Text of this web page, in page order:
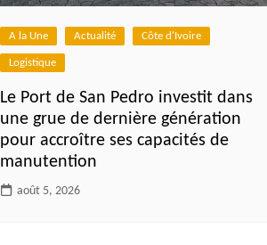
A la Une Actualité Côte d'Ivoire
Logistique
Le Port de San Pedro investit dans
une grue de dernière génération
pour accroître ses capacités de
manutention
août 5, 2026